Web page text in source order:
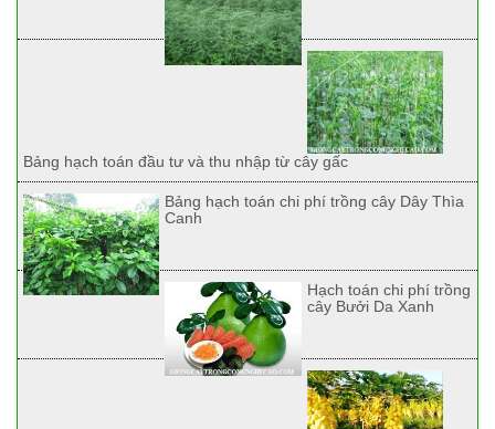
Bảng hạch toán đầu tư và thu nhập từ cây gấc
Bảng hạch toán chi phí trồng cây Dây Thìa
Canh
Hạch toán chi phí trồng
cây Bưởi Da Xanh